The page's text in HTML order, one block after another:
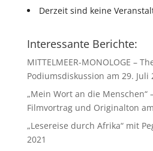
Derzeit sind keine
Interessante Berichte:
MITTELMEER-MONOLOGE –
Podiumsdiskussion am 29. Juli
„Mein Wort an die Menschen“
Filmvortrag und Originalton
„Lesereise durch Afrika“ mit
2021